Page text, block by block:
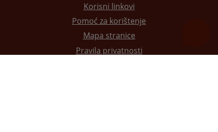
Korisni linkovi
Pomoć za korištenje
Mapa stranice
Pravila privatnosti